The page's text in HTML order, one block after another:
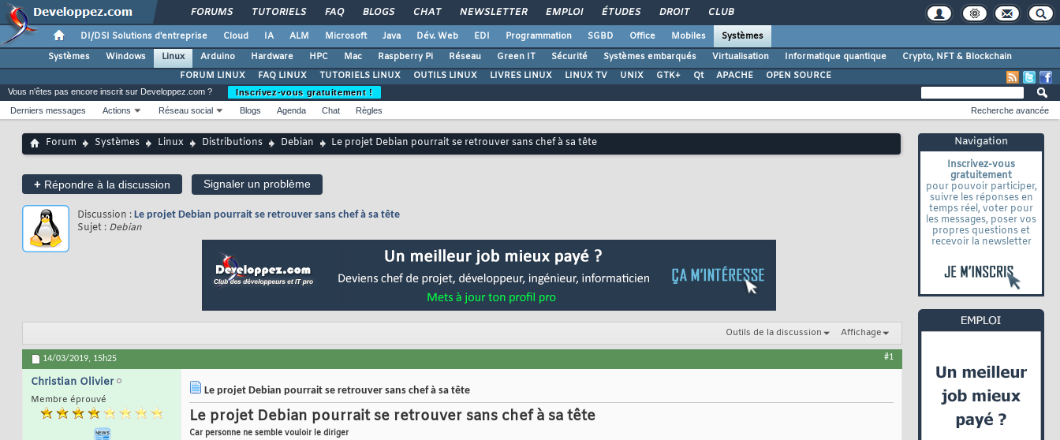
FORUMS TUTORIELS FAQ BLOGS CHAT NEWSLETTER EMPLOI ÉTUDES DROIT CLUB
DI/DSI Solutions d'entreprise Cloud IA ALM Microsoft Java Dév. Web EDI Programmation SGBD Office Mobiles
Systèmes
Systèmes
Windows Linux Arduino Hardware HPC Mac Raspberry Pi Réseau Green IT Sécurité Systèmes embarqués Virtualisation Informatique quantique
Crypto, NFT & Blockchain
FORUM LINUX
FAQ LINUX TUTORIELS LINUX OUTILS LINUX LIVRES LINUX LINUX TV UNIX GTK+ Qt APACHE OPEN SOURCE
Navigation
Inscrivez-vous
gratuitement
pour pouvoir participer,
suivre les réponses en
temps réel, voter pour
les messages, poser vos
propres questions et
recevoir la newsletter
Vous n'êtes pas encore inscrit sur Developpez.com ?
Inscrivez-vous gratuitement !
Derniers messages
Actions Réseau social Blogs Agenda Chat Règles Recherche avancée
Forum Systèmes Linux Distributions Debian Le projet Debian pourrait se retrouver sans chef à sa tête
+ Répondre à la discussion Signaler un problème
Discussion : Le projet Debian pourrait se retrouver sans chef à sa tête
Sujet : Debian
Outils de la discussion Affichage
14/03/2019, 15h25 #1
Christian Olivier
Membre éprouvé
Le projet Debian pourrait se retrouver sans chef à sa tête
Le projet Debian pourrait se retrouver sans chef à sa tête
Car personne ne semble vouloir le diriger